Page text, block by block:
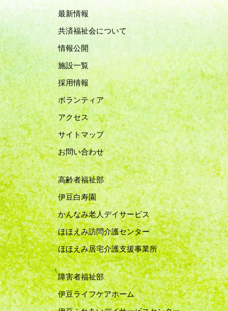
最新情報
共済福祉会について
情報公開
施設一覧
採用情報
ボランティア
アクセス
サイトマップ
お問い合わせ
高齢者福祉部
伊豆白寿園
かんなみ老人デイサービス
ほほえみ訪問介護センター
ほほえみ居宅介護支援事業所
障害者福祉部
伊豆ライフケアホーム